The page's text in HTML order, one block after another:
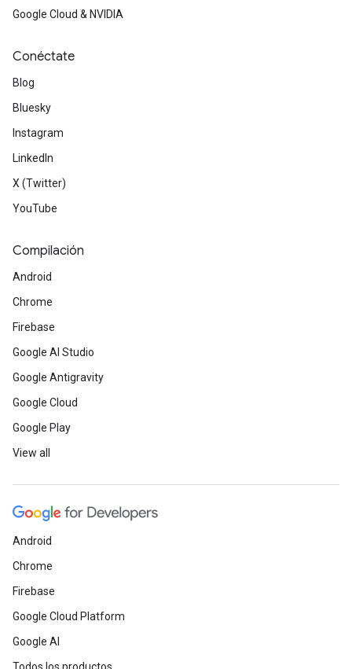
Google Cloud & NVIDIA
Conéctate
Blog
Bluesky
Instagram
LinkedIn
X (Twitter)
YouTube
Compilación
Android
Chrome
Firebase
Google AI Studio
Google Antigravity
Google Cloud
Google Play
View all
Android
Chrome
Firebase
Google Cloud Platform
Google AI